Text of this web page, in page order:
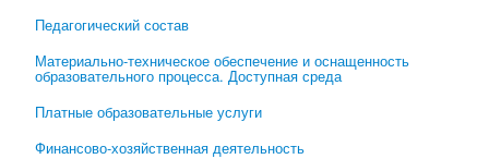
Обратная связь
Школьная психологическая помощь
Педагогический состав
Материально-техническое обеспечение и оснащенность
образовательного процесса. Доступная среда
Платные образовательные услуги
Финансово-хозяйственная деятельность